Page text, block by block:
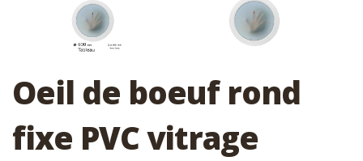
Oeil de boeuf rond
fixe PVC vitrage